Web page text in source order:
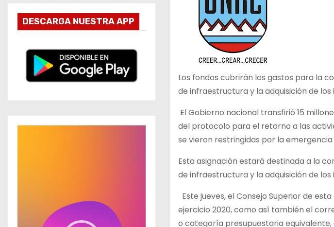
DESCARGA NUESTRA APP
Los fondos cubrirán los gastos para la
de infraestructura y la adquisición de
El Gobierno nacional transfirió 15
del protocolo para el retorno a las
se vieron restringidas por la
Esta asignación estará destinada a la
de infraestructura y la adquisición de
Este jueves, el Consejo Superior de
ejercicio 2020, como así también el
o categoría presupuestaria